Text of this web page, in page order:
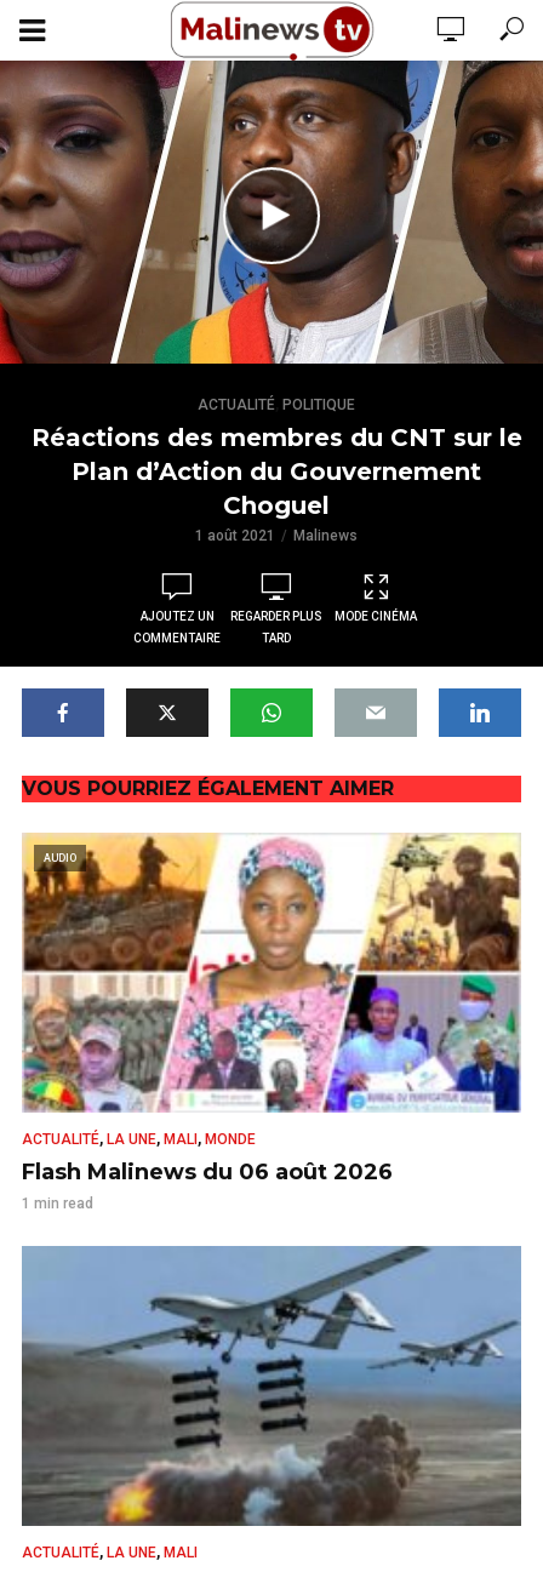
ACTUALITÉ ,POLITIQUE
Réactions des membres du CNT sur le
Plan d’Action du Gouvernement
Choguel
1 août 2021 Malinews
AJOUTEZ UN
COMMENTAIRE
REGARDER PLUS
TARD
MODE CINÉMA
VOUS POURRIEZ ÉGALEMENT AIMER
AUDIO
ACTUALITÉ, LA UNE, MALI , MONDE
Flash Malinews du 06 août 2026
1 min read
ACTUALITÉ, LA UNE, MALI